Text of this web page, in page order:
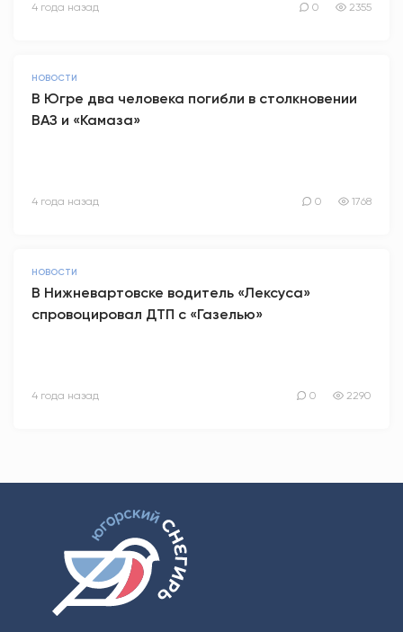
4 года назад 0 2355
НОВОСТИ
В Югре два человека погибли в столкновении
ВАЗ и «Камаза»
4 года назад 0 1768
НОВОСТИ
В Нижневартовске водитель «Лексуса»
спровоцировал ДТП с «Газелью»
4 года назад 0 2290